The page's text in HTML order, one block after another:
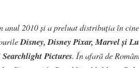
anul 2010 şi a preluat distribuţia în
Disney, Disney Pixar, Marvel și
Searchlight Pictures. În afară de